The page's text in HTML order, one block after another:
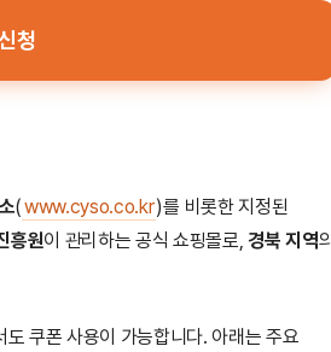
청
(www.cyso.co.kr)를 비롯한 지정된
흥원이 관리하는 공식 쇼핑몰로,경북 지역의
도 쿠폰 사용이 가능합니다. 아래는 주요